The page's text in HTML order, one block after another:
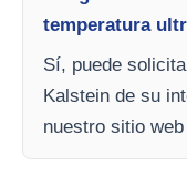
temperatura
Sí, puede
Kalstein de su
nuestro sitio